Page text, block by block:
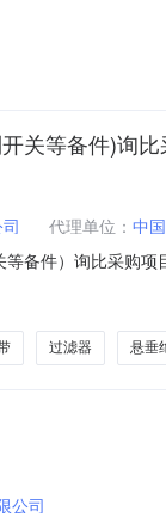
关等备件)询
代理单位： 中
备件）询比采购
关等备件共计15
过滤器 悬垂
公司